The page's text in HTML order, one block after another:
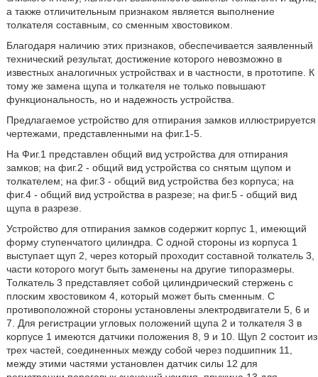
а также отличительным признаком является выполнение
толкателя составным, со сменным хвостовиком.
Благодаря наличию этих признаков, обеспечивается заявленный
технический результат, достижение которого невозможно в
известных аналогичных устройствах и в частности, в прототипе. К
тому же замена щупа и толкателя не только повышают
функциональность, но и надежность устройства.
Предлагаемое устройство для отпирания замков иллюстрируется
чертежами, представленными на фиг.1-5.
На Фиг.1 представлен общий вид устройства для отпирания
замков; на фиг.2 - общий вид устройства со снятым щупом и
толкателем; на фиг.3 - общий вид устройства без корпуса; на
фиг.4 - общий вид устройства в разрезе; на фиг.5 - общий вид
щупа в разрезе.
Устройство для отпирания замков содержит корпус 1, имеющий
форму ступенчатого цилиндра. С одной стороны из корпуса 1
выступает щуп 2, через который проходит составной толкатель 3,
части которого могут быть заменены на другие типоразмеры.
Толкатель 3 представляет собой цилиндрический стержень с
плоским хвостовиком 4, который может быть сменным. С
противоположной стороны установлены электродвигатели 5, 6 и
7. Для регистрации угловых положений щупа 2 и толкателя 3 в
корпусе 1 имеются датчики положения 8, 9 и 10. Щуп 2 состоит из
трех частей, соединенных между собой через подшипник 11,
между этими частями установлен датчик силы 12 для